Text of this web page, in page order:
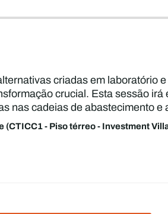
criadas em laboratório
crucial. Esta sessão
nas cadeias de abastecimento
(CTICC1 - Piso térreo - Investment